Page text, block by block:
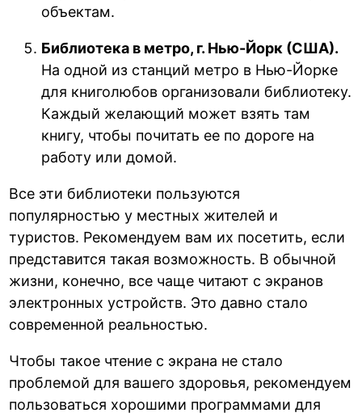
объектам.
Библиотека в метро, г. Нью-Йорк (США).
На одной из станций метро в Нью-Йорке
для книголюбов организовали библиотеку.
Каждый желающий может взять там
книгу, чтобы почитать ее по дороге на
работу или домой.
Все эти библиотеки пользуются
популярностью у местных жителей и
туристов. Рекомендуем вам их посетить, если
представится такая возможность. В обычной
жизни, конечно, все чаще читают с экранов
электронных устройств. Это давно стало
современной реальностью.
Чтобы такое чтение с экрана не стало
проблемой для вашего здоровья, рекомендуем
пользоваться хорошими программами для